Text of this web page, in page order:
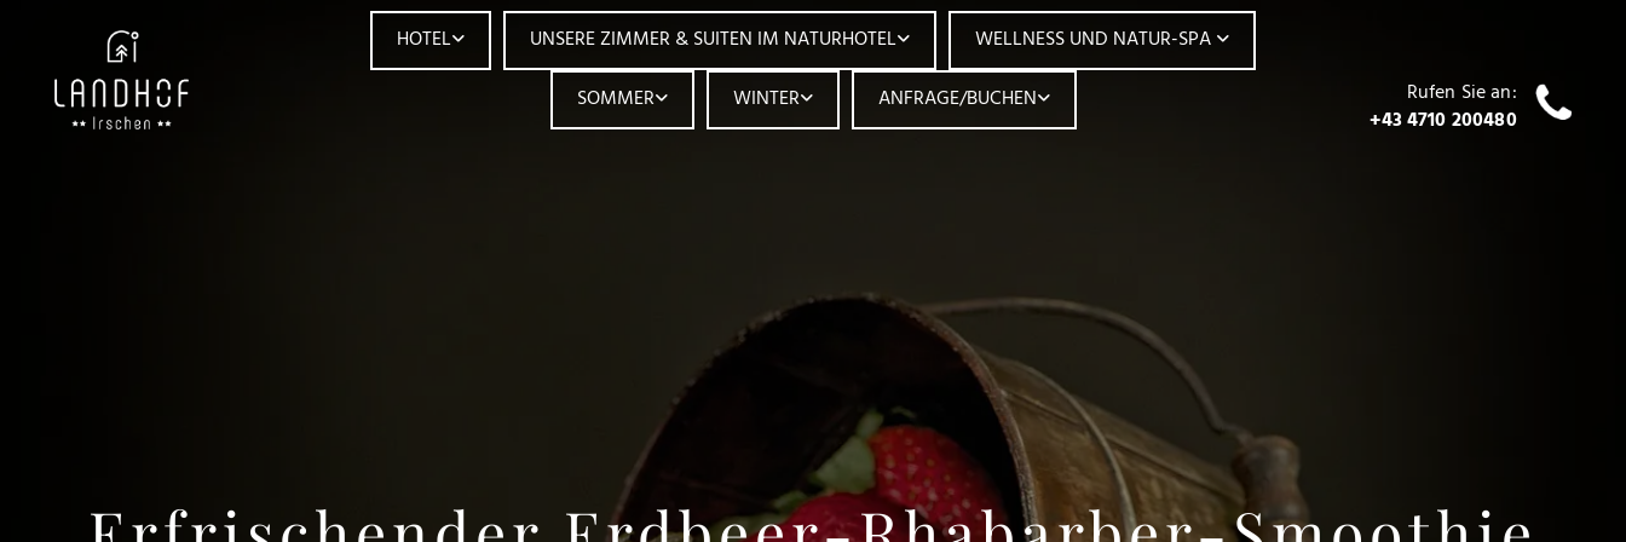
HOTEL UNSERE ZIMMER & SUITEN IM NATURHOTEL
WELLNESS UND NATUR-SPA
SOMMER
WINTER ANFRAGE/BUCHEN
Rufen Sie an:
+43 4710 200480